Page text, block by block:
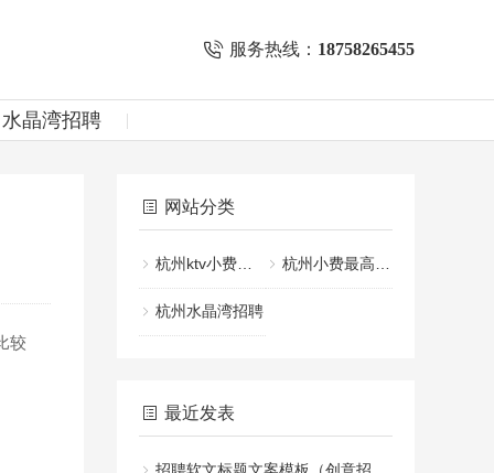
服务热线： 18758265455
晶湾招聘
较
网站分类
杭州ktv小费一般给多少 杭州小费最高的KTV招聘
杭州水晶湾招聘
最近发表